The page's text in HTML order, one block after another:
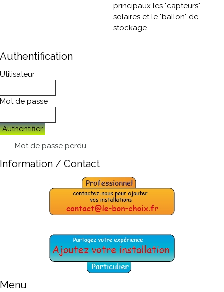
principaux les "capteurs"
solaires et le "ballon" de
stockage.
Authentification
Utilisateur
Mot de passe
Authentifier
Mot de passe perdu
Information / Contact
Menu